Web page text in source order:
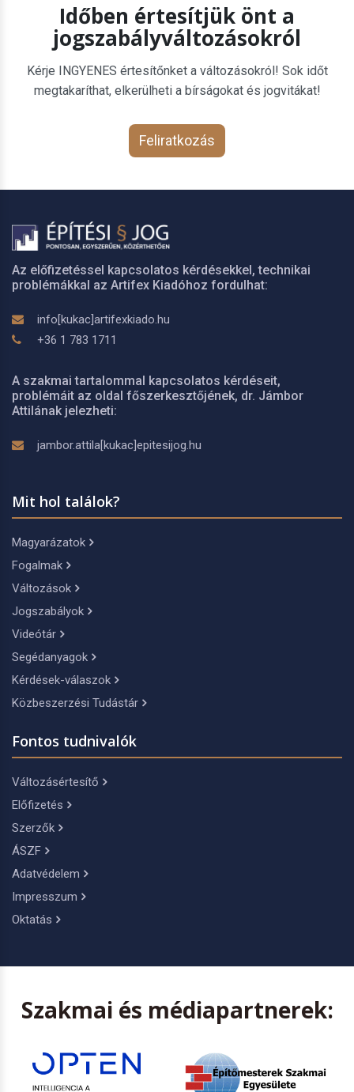
Időben értesítjük önt a
jogszabályváltozásokról
Kérje INGYENES értesítőnket a változásokról! Sok időt
megtakaríthat, elkerülheti a bírságokat és jogvitákat!
Feliratkozás
Az előfizetéssel kapcsolatos kérdésekkel, technikai
problémákkal az Artifex Kiadóhoz fordulhat:
info[kukac]artifexkiado.hu
+36 1 783 1711
A szakmai tartalommal kapcsolatos kérdéseit,
problémáit az oldal főszerkesztőjének, dr. Jámbor
Attilának jelezheti:
jambor.attila[kukac]epitesijog.hu
Mit hol találok?
Magyarázatok
Fogalmak
Változások
Jogszabályok
Videótár
Segédanyagok
Kérdések-válaszok
Közbeszerzési Tudástár
Fontos tudnivalók
Változásértesítő
Előfizetés
Szerzők
ÁSZF
Adatvédelem
Impresszum
Oktatás
Szakmai és médiapartnerek: